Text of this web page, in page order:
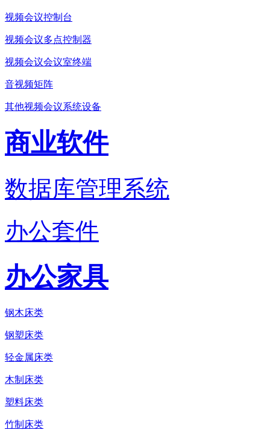
视频会议控制台
视频会议多点控制器
视频会议会议室终端
音视频矩阵
其他视频会议系统设备
商业软件
数据库管理系统
办公套件
办公家具
钢木床类
钢塑床类
轻金属床类
木制床类
塑料床类
竹制床类